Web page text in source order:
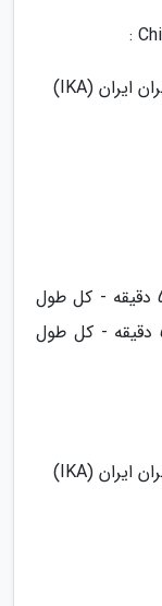
کل طول زمان پرواز در هوا:9 ساعت و 55 دقیقه - کل طول
زمان جابجایی هواپیما ها:3 ساعت و 50 دقیقه - کل طول